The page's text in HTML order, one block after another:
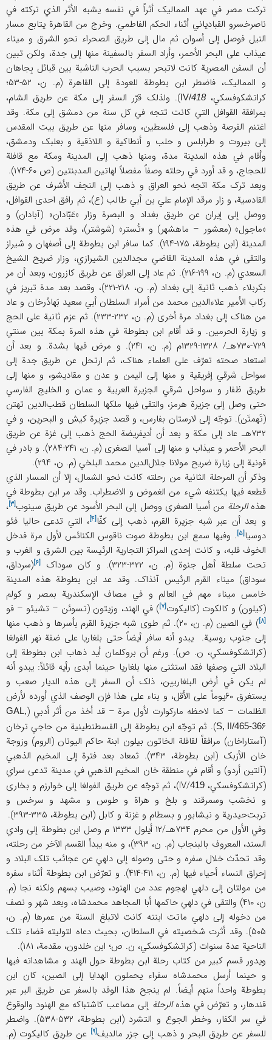
ترکت مصر في عهد الممالیک أثراً في نفسه یشبه الأثر الذي ترکته في
ناصرخسرو القبادیاني أثناء الحکم الفاطمي. وخرج من القاهرة یتابع مسار
النیل فوصل إلی أسوان ثم مال إلی طریق الصحراء نحو الشرق و میناء
عیذاب علی البحر الأحمر، وأراد السفر بالسفینة منها إلی جدة، ولکن تبین
أن السفن المصریة کانت لاتبحر بسبب الحرب الناشبة بین قبائل بِجاهان
و الممالیک، فاضطر ابن بطوطة للعودة إلی القاهرة (م. ن، ۵۲-۵۳؛
کراتشکوفسکي،
IV/418
). ولذلک قرّر السفر إلی مکة عن طریق الشام،
بمرافقة القوافل التي کانت تتجه في کل سنة من دمشق إلی مکة. وقد
اغتنم الفرصة وذهب إلی فلسطین، وسافر منها عن طریق بیت المقدس
إلی بیروت و طرابلس و حلب و أنطاکیة و اللاذقیة و بعلبک ودمشق،
وأقام في هذه المدینة مدة، ومنها ذهب إلی المدینة ومکة مع قافلة
للحجاج، و قد أورد في رحلته وصفاً مفصلاً لهاتین المدبنتین (ص ۶۰-۱۷۴).
وبعد ترک مکة اتجه نحو العراق و ذهب إلی النجف الأشرف عن طریق
القادسیة، و زار مرقد الإمام علي بن أبي طالب (ع)، ثم رافق احدی القوافل،
ووصل إلی إیران عن طریق بغداد و البصرة وزار «عَبّادان» (آبادان) و
«ماجول» (معشور – ماهشهر) و «تُستر» (شوشتر)، وقد مرض في هذه
المدینة (ابن بطوطة، ۱۷۵-۱۹۴). کما سافر ابن بطوطة إلی أصفهان و شیراز
والتقی في هذه المدینة القاضي مجدالدین الشیرازي، وزار ضریح الشیخ
السعدي (م. ن، ۱۹۹-۲۱۶). ثم عاد إلی العراق عن طریق کازرون، وبعد أن مر
بکربلاء ذهب ثانیة إلی بغداد (م. ن، ۲۱۸-۲۲۱)، وقصد بعد مدة تبریز في
رکاب الأمیر علاءالدین محمد من أمراء السلطان أبي سعید بَهادُرخان و عاد
من هناک إلی بغداد مرة أخری (م. ن، ۲۳۲-۲۳۳). ثم عزم ثانیة علی الحج
و زیارة الحرمین. و قد أقام ابن بطوطة في هذه المرة بمکة بین سنتي
۷۲۹-۷۳۰هـ/ ۱۳۲۸-۱۳۲۹م (م. ن، ۲۴۱). و مرض فیها بشدة. و بعد أن
استعاد صحته تعرّف علی العلماء هناک، ثم ارتحل عن طریق جدة إلی
سواحل شرقي إفریقیة و منها إلی الیمن و عدن و مقادیشو، و منها إلی
طریق ظفار و سواحل شرقي الجزیرة العربیة و عمان و الخلیج الفارسي
حتی وصل إلی جزیرة هرمز، والتقی فیها ملکها السلطان قطب‌الدین تهتن
(تَهمتَن). توجّه إلی لارستان بفارس، و قصد جزیرة کیش و البحرین، و في
۷۳۲هـ عاد إلی مکة و بعد أن أدیفریضة الحج ذهب إلی غزة عن طریق
البحر الأحمر و عیذاب و منها إلی آسیا الصغری (م. ن، ۲۴۱-۲۸۴). و بادر في
قونیة إلی زیارة ضریح مولانا جلال‌الدین محمد البلخي (م. ن، ۲۹۴).
وذکر أن المرحلة الثانیة من رحلته کانت نحو الشمال، إلا أن المسار الذي
قطعه فیها یکتنفه شيء من الغموض و الاضطراب. وقد مر ابن بطوطة في
هذهالرحلة من أسیا الصغری ووصل إلی البحر الأسود عن طریق سینوب[۳] ،
و بعد أن عبر شبه جزیرة القرم، ذهب إلی کفّا[۴] ، التي تدعی حالیا فئو
دوسیا[۵]
. وفیها سمع ابن بطوطة صوت ناقوس الکنائس لأول مرة فدخل
الخوف قلبه، و کانت إحدی المراکز التجاریة الرئیسة بین الشرق و الغرب و
تحت سلطة أهل جنوة (م. ن، ۳۲۲-۳۲۳). و کان
سوداک [۶] (سرداق،
سوداق) میناء القرم الرئیس آنذاک. وقد عد ابن بطوطة هذه المدینة
خامس میناء مهم في العالم و في مصاف الإسکندریة بمصر و کولم
(کیلون) و کالکوت (کالیکوت[۷] ) في الهند، وزیتون (تسوئن – تشیئو – فو
[۸]
) في الصین (م. ن، ۲۰). ثم طوی شبه جزیرة القرم بأسرها و ذهب منها
إلی جنوب روسیة. یبدو أنه سافر أیضاً حتی بلغاریا علی ضفة نهر الفولغا
(کراتشکوفسکي، ن. ص). ورغم أن بروکلمان أید ذهاب ابن بطوطة إلی
البلاد التي وصفها فقد استثنی منها بلغاریا حینما أبدی رأیه قائلاً: یبدو أنه
لم یکن في أرض البلغاریین، ذلک أن السفر إلی هذه الدیار صعب و
یستغرق ۶۰یوماً علی الأقل، و بناء علی هذا فإن الوصف الذي أورده لأرض
الظلمات – کما لاحظه مارکوارت لأول مرة – قد أخذ من أثر أدبي (GAL,
S, II/465-36۶). ثم توجّه ابن بطوطة إلی القسطنطینیة من حاجي ترخان
(آستاراخان) مرافقاً لقافلة الخاتون بیلون ابنة حاکم الیونان (الروم) وزوجة
خان الأزبک (ابن بطوطة، ۳۴۳). ثمعاد بعد فترة إلی المخیم الذهبي
(آلتین أردو) و أقام في منطقة خان المخیم الذهبي في مدینة تدعی سراي
(کراتشکوفسکي، IV/419
)، ثم توجّه عن طریق الفولغا إلی خوارزم و بخاری
و نخشب وسمرقند و بلخ و هراة و طوس و مشهد و سرخس و
تربت‌حیدریة و نیشابور و بسطام و غزنة و کابل (ابن بطوطة، ۳۳۵-۳۹۳).
وفي الأول من محرم ۷۳۴هـ/۱۲ أیلول ۱۳۳۳ م وصل ابن بطوطة إلی وادي
السند، المعروف بالبنجاب (م. ن، ۳۹۳)، و منه یبدأ القسم الآخر من رحلته،
وقد تحدّث خلال سفره و حتی وصوله إلی دلهي عن عجائب تلک البلاد و
إحراق النساء أحیاء فیها (م. ن، ۴۱۱-۴۱۴). و تعرّض ابن بطوطة أثناء سفره
من مولتان إلی دلهي لهجوم عدد من الهنود، وصیب بسهم ولکنه نجا (م.
ن، ۴۱۰) والتقی في دلهي حاکمها أبا المجاهد محمدشاه، وبعد شهر و نصف
من دخوله إلی دلهي ماتت ابنته کانت لاتبلغ السنة من عمرها (م. ن،
۵۰۵). وقد أثرت شخصیته في السلطان، بحیث دعاه لتولیته قضاء تلک
الناحیة عدة سنوات (کراتشکوفسکي، ن. ص؛ ابن خلدون، مقدمة، ۱۸۱).
ویدور قسم کبیر من کتاب رحلة ابن بطوطة حول الهند و مشاهداته فیها
و حینما أرسل محمدشاه سفراء یحملون الهدایا إلی الصین، کان ابن
بطوطة واحداً منهم أیضاً. لم ینجح هذا الوفد بالسفر عن طریق البر عبر
قندهار، و تعرّض في هذهالرحلة إلی مصاعب کاشتباکه مع الهنود والوقوع
في سر الکفار، وخطر الجوع و التشرد (ابن بطوطة، ۵۳۲-۵۳۸). واضطر
للسفر عن طریق البحر و ذهب إلی جزر مالدیف[۹] عن طریق کالیکوت (م.